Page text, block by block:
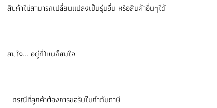
สินค้าไม่สามารถเปลี่ยนแปลงเป็นรุ่นอื่น หรือสินค้าอื่นๆได้
สมใจ... อยู่ที่ไหนก็สมใจ
- กรณีที่ลูกค้าต้องการขอรับใบกำกับภาษี